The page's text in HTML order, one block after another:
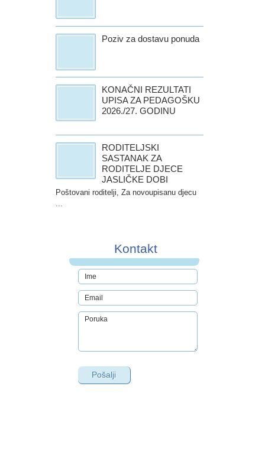
Poziv za dostavu ponuda
KONAČNI REZULTATI
UPISA ZA PEDAGOŠKU
2026./27. GODINU
RODITELJSKI
SASTANAK ZA
RODITELJE DJECE
JASLIČKE DOBI
Poštovani roditelji, Za novoupisanu djecu
Kontakt